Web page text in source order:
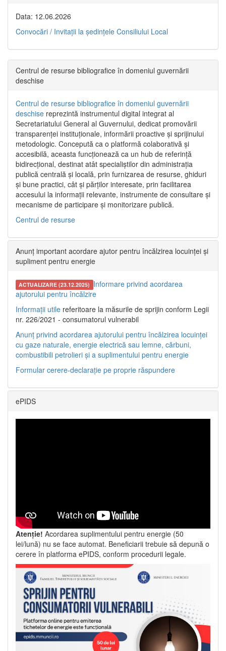
Data: 12.06.2026
Convocări / Invitaţii la şedinţele Consiliului Local
Centrul de resurse bibliografice în domeniul guvernării
deschise
Centrul de resurse bibliografice în domeniul guvernării
deschise reprezintă instrumentul digital integrat al
Secretariatului General al Guvernului, dedicat promovării
transparenței instituționale, informării proactive și sprijinului
metodologic. Concepută ca o platformă colaborativă și
accesibilă, aceasta funcționează ca un hub de referință
bidirecțional, destinat atât specialiștilor din administrația
publică centrală și locală, prin furnizarea de resurse, ghiduri
și bune practici, cât și părților interesate, prin facilitarea
accesului la informații relevante, instrumente de consultare și
mecanisme de participare și monitorizare publică.
Centrul de resurse
Anunț important acordare ajutor pentru încălzirea locuinței și
supliment pentru energie
ACTUALIZARE (23.12.2025) Informare privind acordarea
ajutorului pentru încălzire
Informații utile referitoare la măsurile de sprijin conform Legii
nr. 226/2021 - consumatorul vulnerabil
Anunț privind acordarea ajutorului pentru încălzirea locuinței
cu gaze naturale, energie electrică sau lemne, cărbuni,
combustibili petrolieri și a suplimentului pentru energie
Formular cerere-declarație pe proprie răspundere
ePIDS
Atenție! Acordarea suplimentului pentru energie (50
lei/lună) nu se face automat. Beneficiarii trebuie să depună o
cerere în platforma ePIDS, conform procedurii legale.